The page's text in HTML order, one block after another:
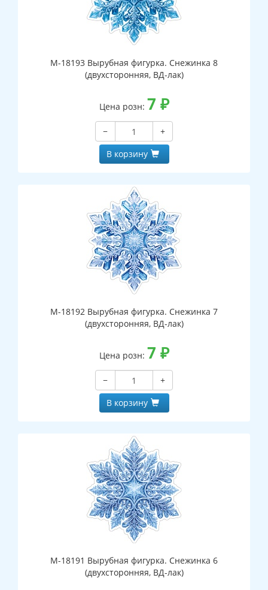
М-18193 Вырубная фигурка. Снежинка 8
(двухсторонняя, ВД-лак)
Цена розн: 7 ₽
−
+
В корзину
М-18192 Вырубная фигурка. Снежинка 7
(двухсторонняя, ВД-лак)
Цена розн: 7 ₽
−
+
В корзину
М-18191 Вырубная фигурка. Снежинка 6
(двухсторонняя, ВД-лак)